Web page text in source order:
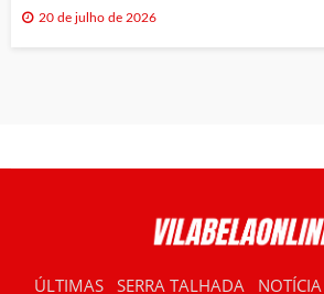
20 de julho de 2026
ÚLTIMAS SERRA TALHADA NOTÍCIA